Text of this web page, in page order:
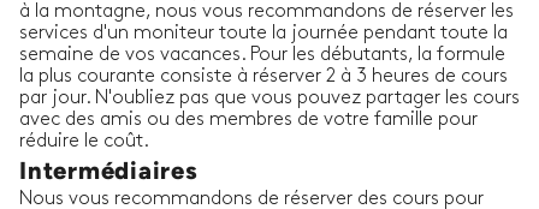
à la montagne, nous vous recommandons de réserver les
services d'un moniteur toute la journée pendant toute la
semaine de vos vacances. Pour les débutants, la formule
la plus courante consiste à réserver 2 à 3 heures de cours
par jour. N'oubliez pas que vous pouvez partager les cours
avec des amis ou des membres de votre famille pour
réduire le coût.
Intermédiaires
Nous vous recommandons de réserver des cours pour